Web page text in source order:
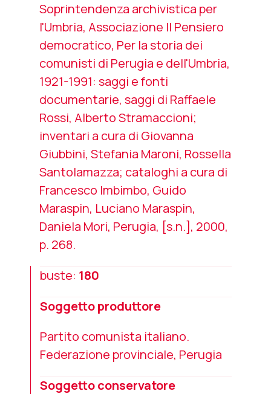
Soprintendenza archivistica per
l'Umbria, Associazione Il Pensiero
democratico, Per la storia dei
comunisti di Perugia e dell'Umbria,
1921-1991: saggi e fonti
documentarie, saggi di Raffaele
Rossi, Alberto Stramaccioni;
inventari a cura di Giovanna
Giubbini, Stefania Maroni, Rossella
Santolamazza; cataloghi a cura di
Francesco Imbimbo, Guido
Maraspin, Luciano Maraspin,
Daniela Mori, Perugia, [s.n.], 2000,
p. 268.
buste: 180
Soggetto produttore
Partito comunista italiano.
Federazione provinciale, Perugia
Soggetto conservatore